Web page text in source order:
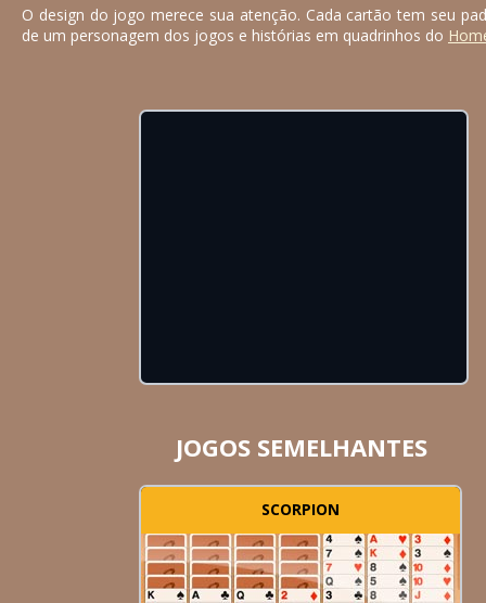
O design do jogo merece sua atenção. Cada cartão tem seu
de um personagem dos jogos e histórias em quadrinhos do
JOGOS SEMELHANTES
SCORPION